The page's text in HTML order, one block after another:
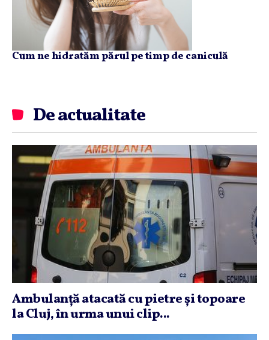
Cum ne hidratăm părul pe timp de caniculă
De actualitate
Ambulanţă atacată cu pietre şi topoare
la Cluj, în urma unui clip...